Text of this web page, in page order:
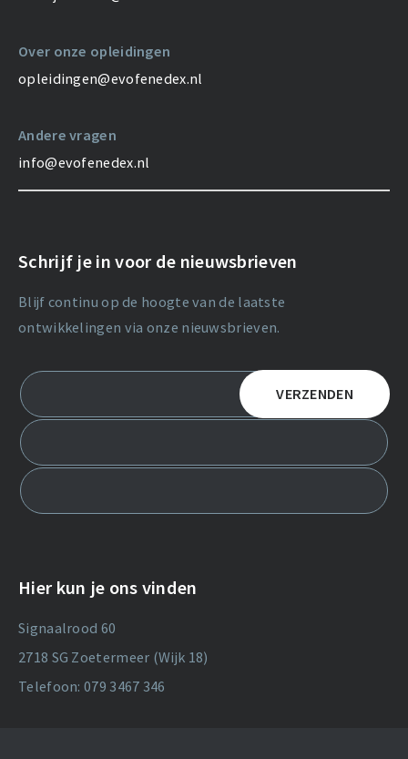
Over onze opleidingen
opleidingen@evofenedex.nl
Andere vragen
info@evofenedex.nl
Schrijf je in voor de nieuwsbrieven
Blijf continu op de hoogte van de laatste
ontwikkelingen via onze nieuwsbrieven.
Hier kun je ons vinden
Signaalrood 60
2718 SG Zoetermeer (Wijk 18)
Telefoon: 079 3467 346